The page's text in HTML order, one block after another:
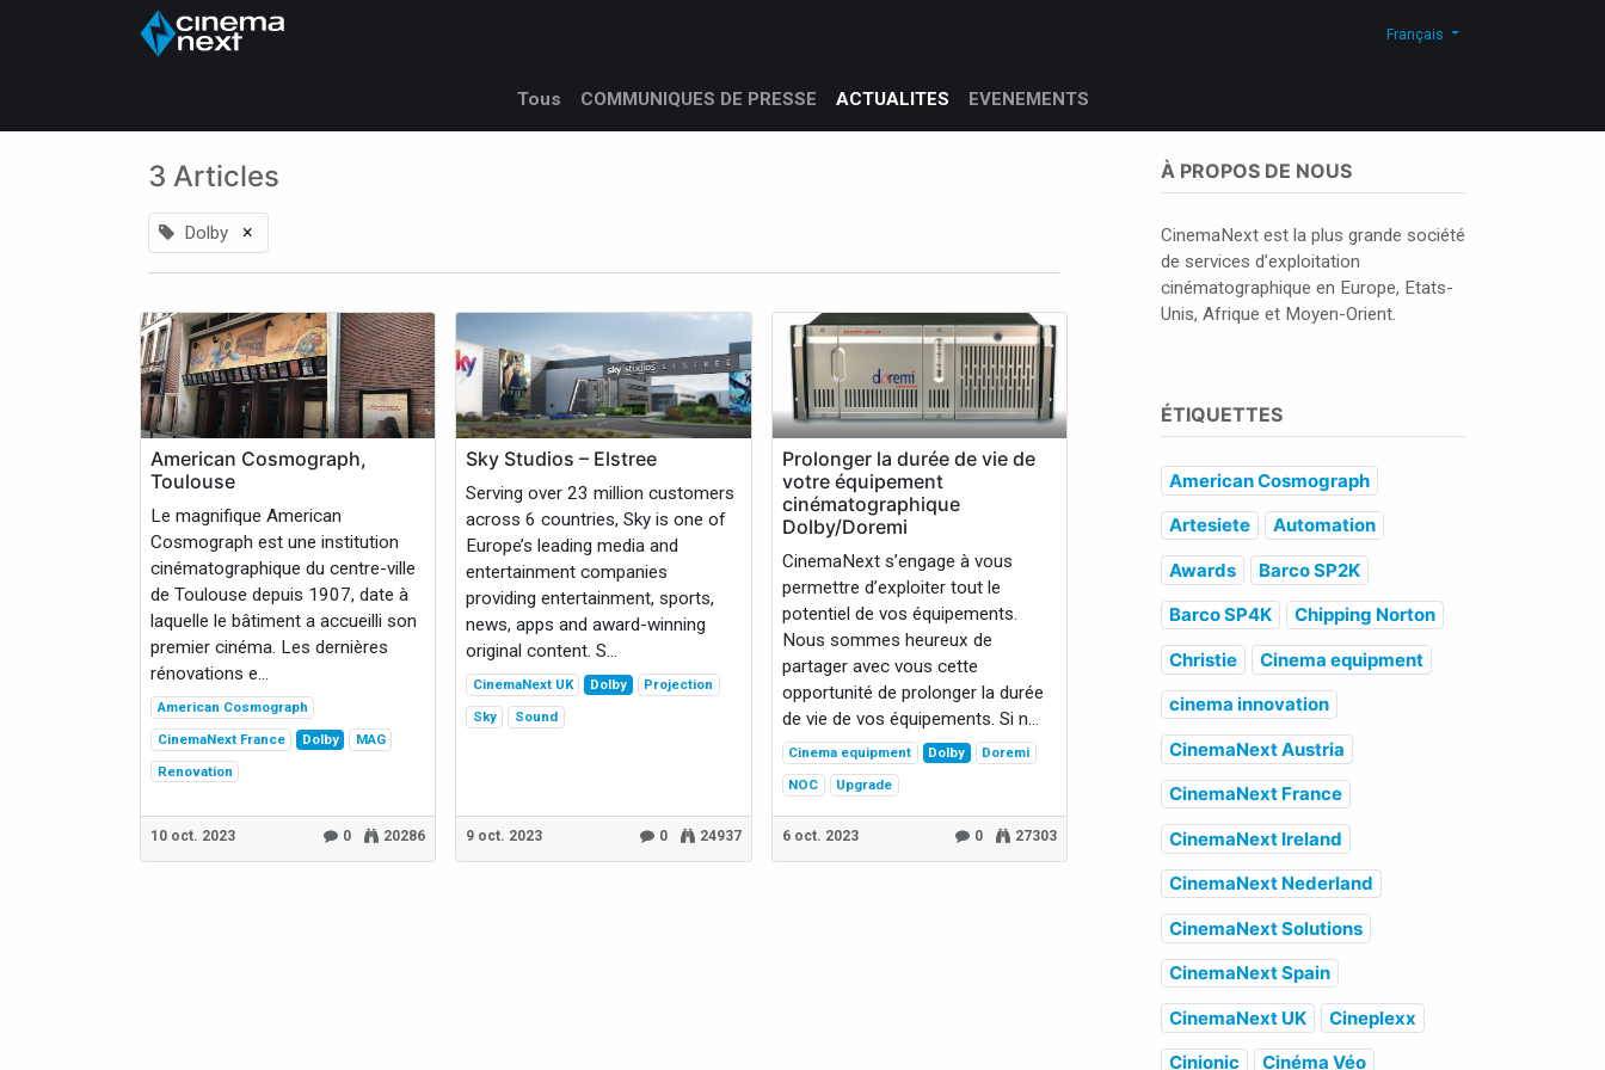
Contactez-nous Shop
Français
Tous COMMUNIQUES DE PRESSE ACTUALITES EVENEMENTS
3 Articles
Dolby ×
American Cosmograph,
Toulouse
Le magnifique American
Cosmograph est une institution
cinématographique du centre-ville
de Toulouse depuis 1907, date à
laquelle le bâtiment a accueilli son
premier cinéma. Les dernières
rénovations e...
American Cosmograph
CinemaNext France
Dolby
MAG
Renovation
10 oct. 2023 0 20286
Sky Studios – Elstree
Serving over 23 million customers
across 6 countries, Sky is one of
Europe’s leading media and
entertainment companies
providing entertainment, sports,
news, apps and award-winning
original content. S...
CinemaNext UK Dolby
Projection
Sky
Sound
9 oct. 2023 0 24937
Prolonger la durée de vie de
votre équipement
cinématographique
Dolby/Doremi
CinemaNext s’engage à vous
permettre d’exploiter tout le
potentiel de vos équipements.
Nous sommes heureux de
partager avec vous cette
opportunité de prolonger la durée
de vie de vos équipements. Si n...
Cinema equipment Dolby
Doremi
NOC
Upgrade
6 oct. 2023 0 27303
À PROPOS DE NOUS
CinemaNext est la plus grande société
de services d’exploitation
cinématographique en Europe, Etats-
Unis, Afrique et Moyen-Orient.
ÉTIQUETTES
American Cosmograph
Artesiete
Automation
Awards
Barco SP2K
Barco SP4K
Chipping Norton
Christie
Cinema equipment
cinema innovation
CinemaNext Austria
CinemaNext France
CinemaNext Ireland
CinemaNext Nederland
CinemaNext Solutions
CinemaNext Spain
CinemaNext UK
Cineplexx
Cinionic
Cinéma Véo